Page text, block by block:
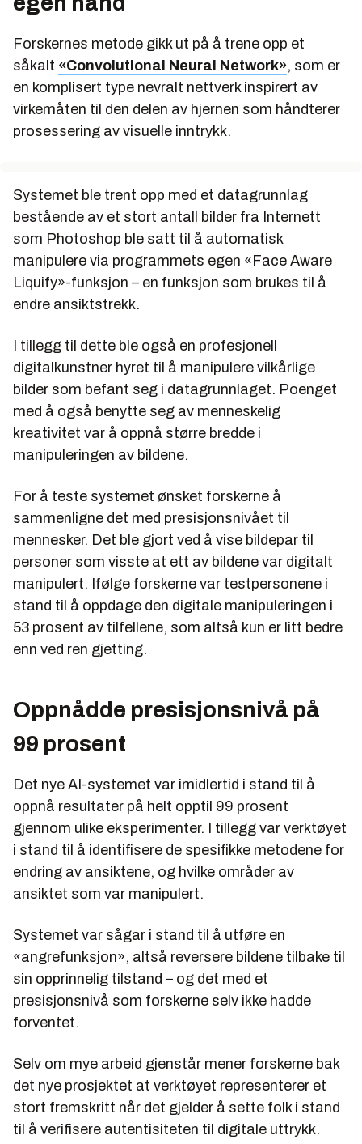
Forskernes metode gikk ut på å trene opp et
såkalt «Convolutional Neural Network», som er
en komplisert type nevralt nettverk inspirert av
virkemåten til den delen av hjernen som håndterer
prosessering av visuelle inntrykk.
Systemet ble trent opp med et datagrunnlag
bestående av et stort antall bilder fra Internett
som Photoshop ble satt til å automatisk
manipulere via programmets egen «Face Aware
Liquify»-funksjon – en funksjon som brukes til å
endre ansiktstrekk.
I tillegg til dette ble også en profesjonell
digitalkunstner hyret til å manipulere vilkårlige
bilder som befant seg i datagrunnlaget. Poenget
med å også benytte seg av menneskelig
kreativitet var å oppnå større bredde i
manipuleringen av bildene.
For å teste systemet ønsket forskerne å
sammenligne det med presisjonsnivået til
mennesker. Det ble gjort ved å vise bildepar til
personer som visste at ett av bildene var digitalt
manipulert. Ifølge forskerne var testpersonene i
stand til å oppdage den digitale manipuleringen i
53 prosent av tilfellene, som altså kun er litt bedre
enn ved ren gjetting.
Oppnådde presisjonsnivå på
99 prosent
Det nye AI-systemet var imidlertid i stand til å
oppnå resultater på helt opptil 99 prosent
gjennom ulike eksperimenter. I tillegg var verktøyet
i stand til å identifisere de spesifikke metodene for
endring av ansiktene, og hvilke områder av
ansiktet som var manipulert.
Systemet var sågar i stand til å utføre en
«angrefunksjon», altså reversere bildene tilbake til
sin opprinnelig tilstand – og det med et
presisjonsnivå som forskerne selv ikke hadde
forventet.
Selv om mye arbeid gjenstår mener forskerne bak
det nye prosjektet at verktøyet representerer et
stort fremskritt når det gjelder å sette folk i stand
til å verifisere autentisiteten til digitale uttrykk.